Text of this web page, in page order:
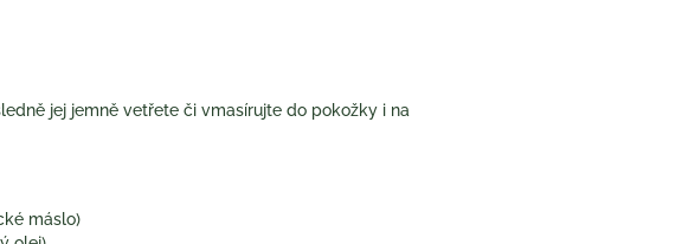
jej jemně vetřete či vmasírujte do pokožky i na
máslo)